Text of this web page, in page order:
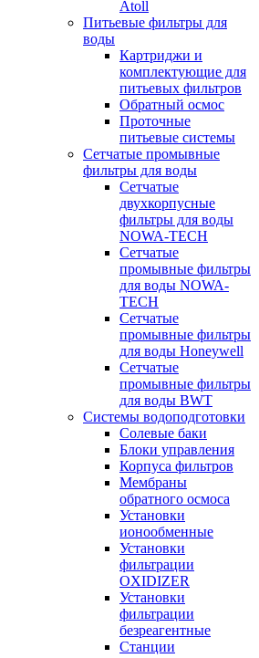
Atoll
Питьевые фильтры для
воды
Картриджи и
комплектующие для
питьевых фильтров
Обратный осмос
Проточные
питьевые системы
Сетчатые промывные
фильтры для воды
Сетчатые
двухкорпусные
фильтры для воды
NOWA-TECH
Сетчатые
промывные фильтры
для воды NOWA-
TECH
Сетчатые
промывные фильтры
для воды Honeywell
Сетчатые
промывные фильтры
для воды BWT
Системы водоподготовки
Солевые баки
Блоки управления
Корпуса фильтров
Мембраны
обратного осмоса
Установки
ионообменные
Установки
фильтрации
OXIDIZER
Установки
фильтрации
безреагентные
Станции